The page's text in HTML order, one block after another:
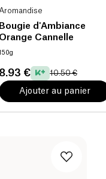
Aromandise
Bougie d'Ambiance
Orange Cannelle
8.93 € 10.50 €
Ajouter au panier